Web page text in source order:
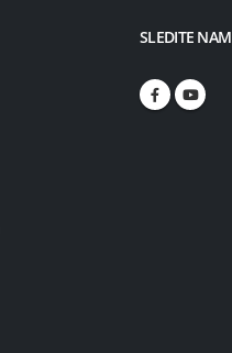
SLEDITE NAM